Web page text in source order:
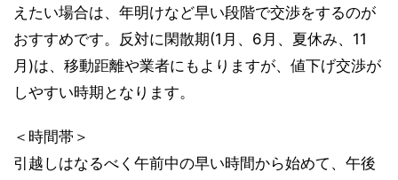
えたい場合は、年明けなど早い段階で交渉をするのが
おすすめです。反対に閑散期(1月、6月、夏休み、11
月)は、移動距離や業者にもよりますが、値下げ交渉が
しやすい時期となります。
＜時間帯＞
引越しはなるべく午前中の早い時間から始めて、午後